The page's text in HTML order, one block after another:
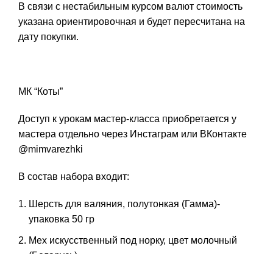
В связи с нестабильным курсом валют стоимость
указана ориентировочная и будет пересчитана на
дату покупки.
МК “Коты”
Доступ к урокам мастер-класса приобретается у
мастера отдельно через Инстаграм или ВКонтакте
@mimvarezhki
В состав набора входит:
Шерсть для валяния, полутонкая (Гамма)-
упаковка 50 гр
Мех искусственный под норку, цвет молочный